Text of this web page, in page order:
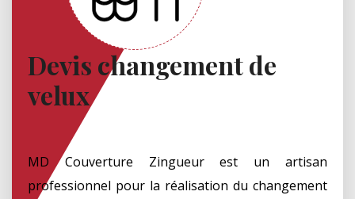
Devis changement de
velux
MD Couverture Zingueur est un artisan
professionnel pour la réalisation du changement